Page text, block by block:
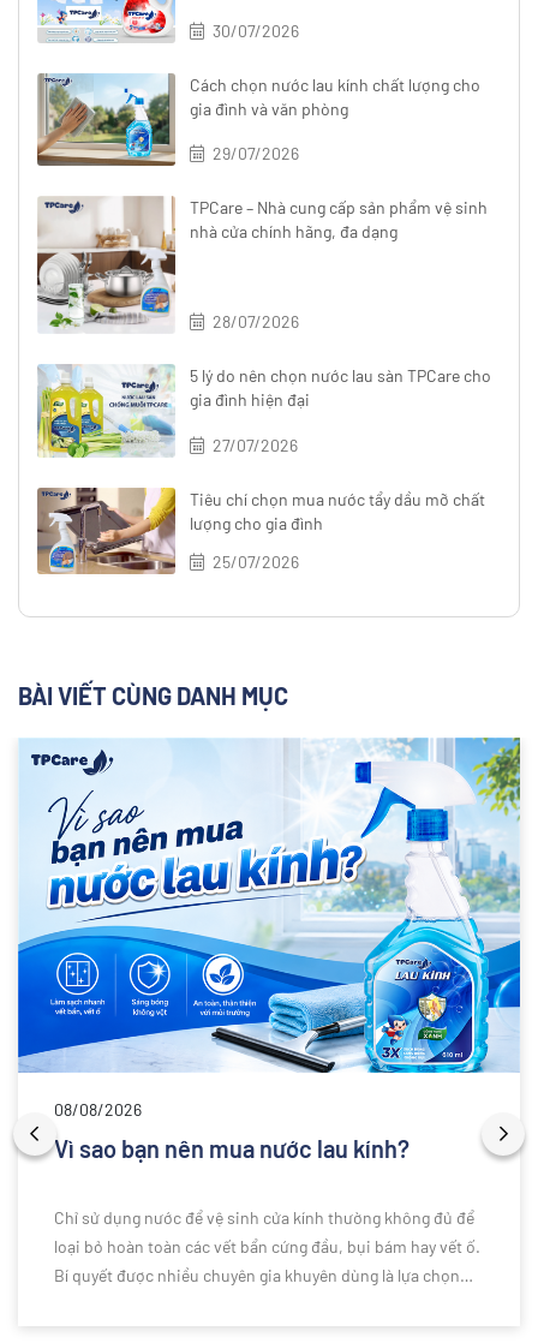
30/07/2026
Cách chọn nước lau kính chất lượng cho
gia đình và văn phòng
29/07/2026
TPCare – Nhà cung cấp sản phẩm vệ sinh
nhà cửa chính hãng, đa dạng
28/07/2026
5 lý do nên chọn nước lau sàn TPCare cho
gia đình hiện đại
27/07/2026
Tiêu chí chọn mua nước tẩy dầu mỡ chất
lượng cho gia đình
25/07/2026
BÀI VIẾT CÙNG DANH MỤC
08/08/2026
Vì sao bạn nên mua nước lau kính?
Chỉ sử dụng nước để vệ sinh cửa kính thường không đủ để
loại bỏ hoàn toàn các vết bẩn cứng đầu, bụi bám hay vết ố.
Bí quyết được nhiều chuyên gia khuyên dùng là lựa chọn